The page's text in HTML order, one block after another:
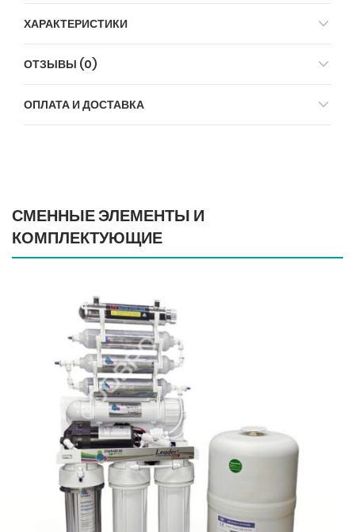
ХАРАКТЕРИСТИКИ
ОТЗЫВЫ (0)
ОПЛАТА И ДОСТАВКА
СМЕННЫЕ ЭЛЕМЕНТЫ И
КОМПЛЕКТУЮЩИЕ